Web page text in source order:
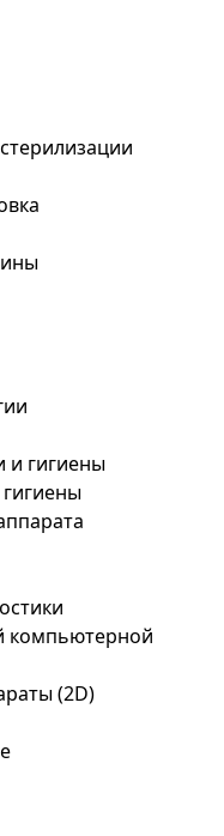
и гигиены
компьютерной
(2D)